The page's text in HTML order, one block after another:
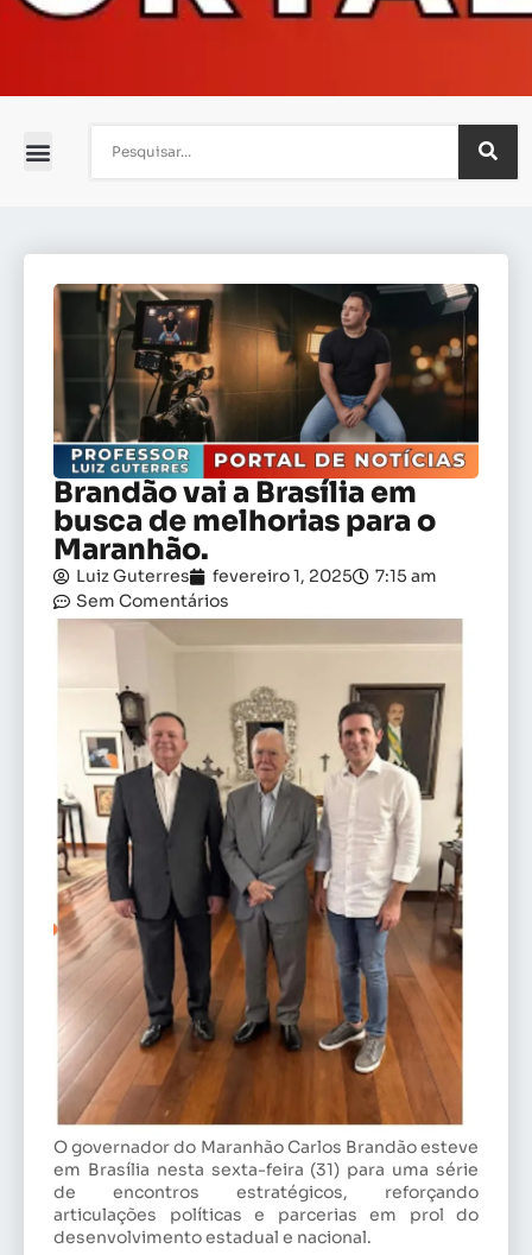
Brandão vai a Brasília em
busca de melhorias para o
Maranhão.
Luiz Guterres fevereiro 1, 2025
7:15 am
Sem Comentários
O governador do Maranhão Carlos Brandão esteve
em Brasília nesta sexta-feira (31) para uma série
de encontros estratégicos, reforçando
articulações políticas e parcerias em prol do
desenvolvimento estadual e nacional.